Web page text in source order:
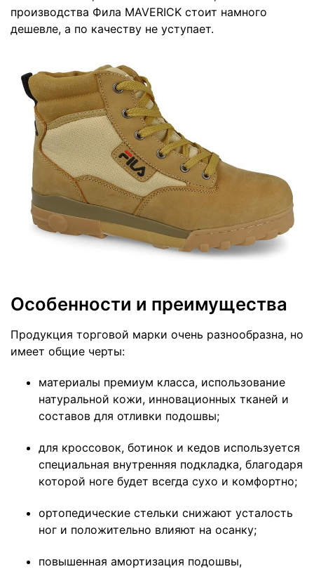
производства Фила MAVERICK стоит намного
дешевле, а по качеству не уступает.
Особенности и преимущества
Продукция торговой марки очень разнообразна, но
имеет общие черты:
материалы премиум класса, использование
натуральной кожи, инновационных тканей и
составов для отливки подошвы;
для кроссовок, ботинок и кедов используется
специальная внутренняя подкладка, благодаря
которой ноге будет всегда сухо и комфортно;
ортопедические стельки снижают усталость
ног и положительно влияют на осанку;
повышенная амортизация подошвы,